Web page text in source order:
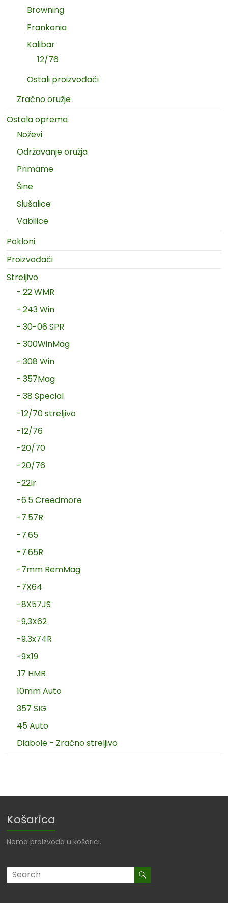
Browning
Frankonia
Kalibar
12/76
Ostali proizvođači
Zračno oružje
Ostala oprema
Noževi
Održavanje oružja
Primame
Šine
Slušalice
Vabilice
Pokloni
Proizvođači
Streljivo
-.22 WMR
-.243 Win
-.30-06 SPR
-.300WinMag
-.308 Win
-.357Mag
-.38 Special
-12/70 streljivo
-12/76
-20/70
-20/76
-22lr
-6.5 Creedmore
-7.57R
-7.65
-7.65R
-7mm RemMag
-7X64
-8X57JS
-9,3X62
-9.3x74R
-9X19
.17 HMR
10mm Auto
357 SIG
45 Auto
Diabole - Zračno streljivo
Košarica
Nema proizvoda u košarici.